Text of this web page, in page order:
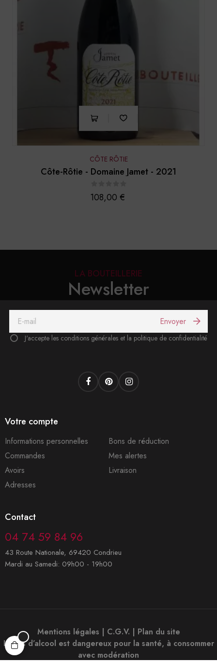
CÔTE RÔTIE
Côte-Rôtie - Domaine Jamet - 2021
Prix
108,00 €
Votre compte
Informations personnelles
Bons de réduction
Commandes
Mes alertes
Avoirs
Livraison
Adresses
LA BOUTEILLERIE
Newsletter
Envoyer
J'accepte les conditions générales et la politique de confidentialité
FacebookPinterest
Contact
04 74 59 84 96
43 Route Nationale, 69420 Condrieu
Mardi au Samedi: 09h00 - 19h00
Mentions légales | C.G.V. | Plan du site
L’abus d’alcool est dangereux pour la santé, à consommer
avec modération